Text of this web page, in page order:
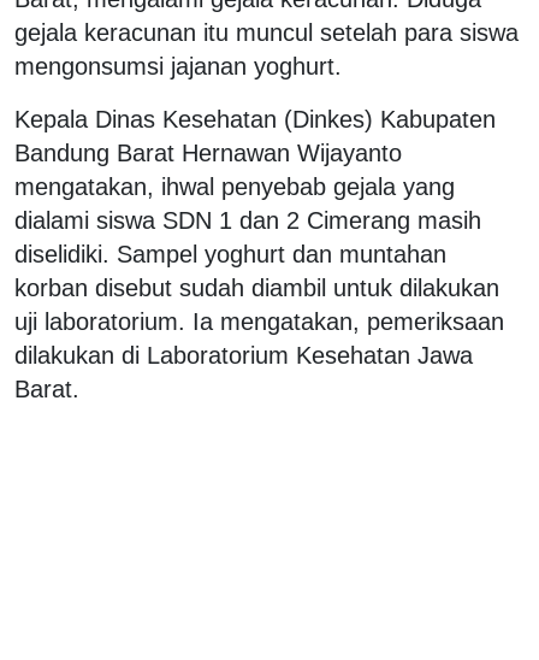
gejala keracunan itu muncul setelah para siswa
mengonsumsi jajanan yoghurt.
Kepala Dinas Kesehatan (Dinkes) Kabupaten
Bandung Barat Hernawan Wijayanto
mengatakan, ihwal penyebab gejala yang
dialami siswa SDN 1 dan 2 Cimerang masih
diselidiki. Sampel yoghurt dan muntahan
korban disebut sudah diambil untuk dilakukan
uji laboratorium. Ia mengatakan, pemeriksaan
dilakukan di Laboratorium Kesehatan Jawa
Barat.